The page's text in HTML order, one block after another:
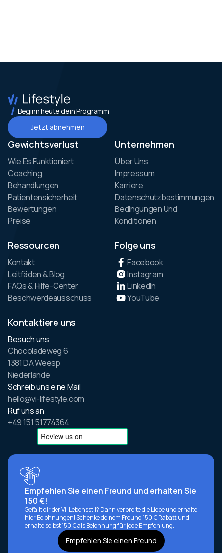
Beginn heute dein Programm
Jetzt abnehmen
Gewichtsverlust
Wie Es Funktioniert
Coaching
Behandlungen
Patientensicherheit
Bewertungen
Preise
Unternehmen
Über Uns
Impressum
Karriere
Datenschutzbestimmungen
Bedingungen Und
Konditionen
Ressourcen
Kontakt
Leitfäden & Blog
FAQs & Hilfe-Center
Beschwerdeausschuss
Folge uns
Facebook
Instagram
LinkedIn
YouTube
Kontaktiere uns
Besuch uns
Chocoladeweg 6
1381 DA Weesp
Niederlande
Schreib uns eine Mail
hello@vi-lifestyle.com
Ruf uns an
+49 151 51774364
Empfehlen Sie einen Freund und erhalten Sie
150 €!
Gefällt dir der Vi-Lebensstil? Dann verbreite die Liebe und erhalte
hier Belohnungen! Schenke deinem Freund 150 € Rabatt und
erhalte selbst 150 € als Belohnung für jede Empfehlung.
Empfehlen Sie einen Freund